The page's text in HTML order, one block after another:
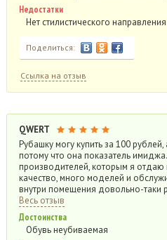
Недостатки
Нет стилистического направления
Поделиться:
Ссылка на отзыв
QWERT
Рубашку могу купить за 100
потому что она показатель
производителей, которым я отдаю
качество, много моделей и
внутри помещения довольно-таки
Весь отзыв
Достоинства
Обувь неубиваемая